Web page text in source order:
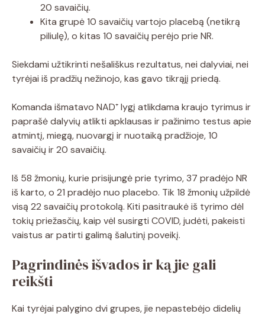
20 savaičių.
Kita grupė 10 savaičių vartojo placebą (netikrą
piliulę), o kitas 10 savaičių perėjo prie NR.
Siekdami užtikrinti nešališkus rezultatus, nei dalyviai, nei
tyrėjai iš pradžių nežinojo, kas gavo tikrąjį priedą.
Komanda išmatavo NAD⁺ lygį atlikdama kraujo tyrimus ir
paprašė dalyvių atlikti apklausas ir pažinimo testus apie
atmintį, miegą, nuovargį ir nuotaiką pradžioje, 10
savaičių ir 20 savaičių.
Iš 58 žmonių, kurie prisijungė prie tyrimo, 37 pradėjo NR
iš karto, o 21 pradėjo nuo placebo. Tik 18 žmonių užpildė
visą 22 savaičių protokolą. Kiti pasitraukė iš tyrimo dėl
tokių priežasčių, kaip vėl susirgti COVID, judėti, pakeisti
vaistus ar patirti galimą šalutinį poveikį.
Pagrindinės išvados ir ką jie gali
reikšti
Kai tyrėjai palygino dvi grupes, jie nepastebėjo didelių